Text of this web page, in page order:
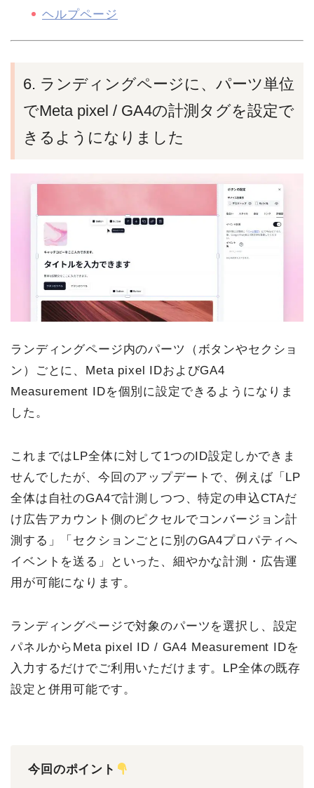
ヘルプページ
6. ランディングページに、パーツ単位
でMeta pixel / GA4の計測タグを設定で
きるようになりました
ランディングページ内のパーツ（ボタンやセクショ
ン）ごとに、Meta pixel IDおよびGA4
Measurement IDを個別に設定できるようになりま
した。
これまではLP全体に対して1つのID設定しかできま
せんでしたが、今回のアップデートで、例えば「LP
全体は自社のGA4で計測しつつ、特定の申込CTAだ
け広告アカウント側のピクセルでコンバージョン計
測する」「セクションごとに別のGA4プロパティへ
イベントを送る」といった、細やかな計測・広告運
用が可能になります。
ランディングページで対象のパーツを選択し、設定
パネルからMeta pixel ID / GA4 Measurement IDを
入力するだけでご利用いただけます。LP全体の既存
設定と併用可能です。
今回のポイント